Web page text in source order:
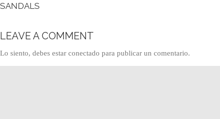
SANDALS
LEAVE A COMMENT
Lo siento, debes estar conectado para publicar un comentario.